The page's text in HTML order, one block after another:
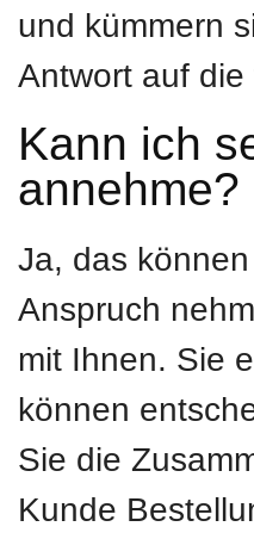
und kümmern
Antwort auf
Kann ich
annehme?
Ja, das
Anspruch
mit Ihnen. Sie
können
Sie die
Kunde